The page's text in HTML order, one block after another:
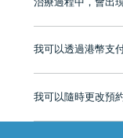
有咨詢及服務保障中
我可以透過港幣支
可以。維港口腔會按
我可以隨時更改預